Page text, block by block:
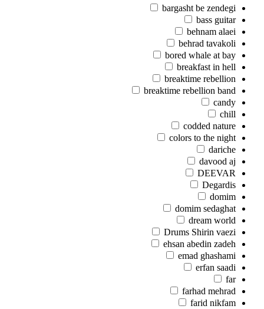
bargasht be zendegi
bass guitar
behnam alaei
behrad tavakoli
bored whale at bay
breakfast in hell
breaktime rebellion
breaktime rebellion band
candy
chill
codded nature
colors to the night
dariche
davood aj
DEEVAR
Degardis
domim
domim sedaghat
dream world
Drums Shirin vaezi
ehsan abedin zadeh
emad ghashami
erfan saadi
far
farhad mehrad
farid nikfam